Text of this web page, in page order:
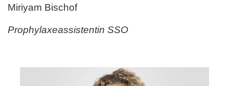
Miriyam Bischof
Prophylaxeassistentin SSO